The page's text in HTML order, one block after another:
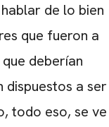
de lo bien
que fueron a
deberían
a ser
todo eso, se ve